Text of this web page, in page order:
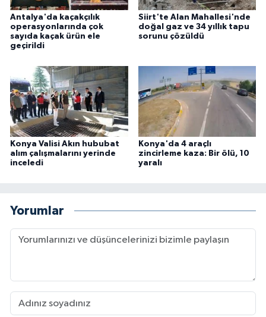
Antalya'da kaçakçılık
operasyonlarında çok
sayıda kaçak ürün ele
geçirildi
Siirt'te Alan Mahallesi'nde
doğal gaz ve 34 yıllık tapu
sorunu çözüldü
Konya Valisi Akın hububat
alım çalışmalarını yerinde
inceledi
Konya'da 4 araçlı
zincirleme kaza: Bir ölü, 10
yaralı
Yorumlar